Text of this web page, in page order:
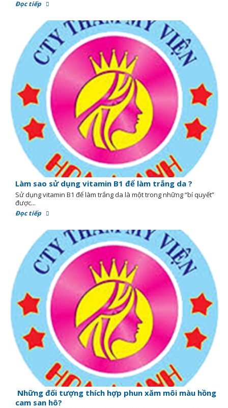
Đọc tiếp
Làm sao sử dụng vitamin B1 để làm trắng da ?
Sử dụng vitamin B1 để làm trắng da là một trong những “bí quyết”
được...
Đọc tiếp
Những đối tượng thích hợp phun xăm môi màu hồng
cam san hô?